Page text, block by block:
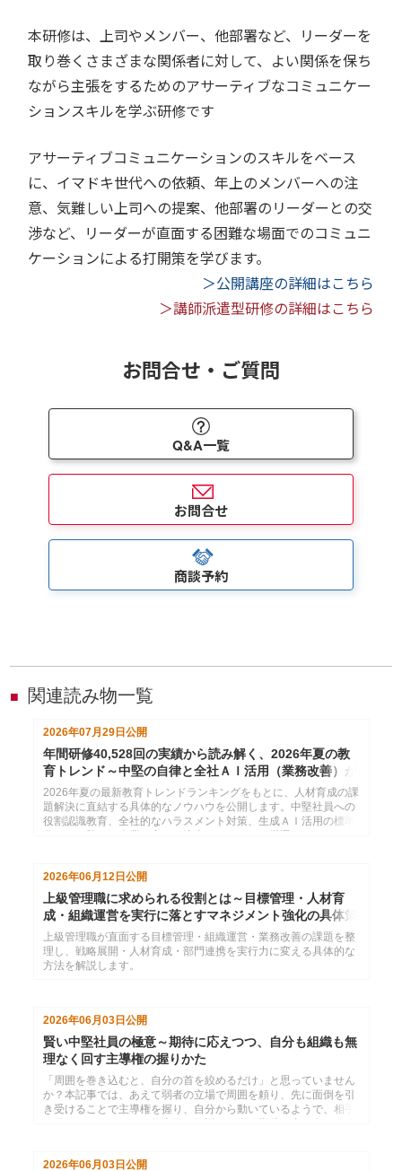
本研修は、上司やメンバー、他部署など、リーダーを
取り巻くさまざまな関係者に対して、よい関係を保ち
ながら主張をするためのアサーティブなコミュニケー
ションスキルを学ぶ研修です
アサーティブコミュニケーションのスキルをベース
に、イマドキ世代への依頼、年上のメンバーへの注
意、気難しい上司への提案、他部署のリーダーとの交
渉など、リーダーが直面する困難な場面でのコミュニ
ケーションによる打開策を学びます。
＞公開講座の詳細はこちら
＞講師派遣型研修の詳細はこちら
お問合せ・ご質問
Q&A一覧
お問合せ
商談予約
■ 関連読み物一覧
2026年07月29日 公開
年間研修40,528回の実績から読み解く、2026年夏の教
育トレンド～中堅の自律と全社ＡＩ活用（業務改善）が
分かれ道
2026年夏の最新教育トレンドランキングをもとに、人材育成の課
題解決に直結する具体的なノウハウを公開します。中堅社員への
役割認識教育、全社的なハラスメント対策、生成ＡＩ活用の標準
2026年06月12日公開
上級管理職に求められる役割とは～目標管理・人材育
成・組織運営を実行に落とすマネジメント強化の具体策
上級管理職が直面する目標管理・組織運営・業務改善の課題を整
理し、戦略展開・人材育成・部門連携を実行力に変える具体的な
方法を解説します。
2026年06月03日 公開
賢い中堅社員の極意～期待に応えつつ、自分も組織も無
理なく回す主導権の握りかた
「周囲を巻き込むと、自分の首を絞めるだけ」と思っていません
か？本記事では、あえて弱者の立場で周囲を頼り、先に面倒を引
き受けることで主導権を握り、自分から動いているようで、相手
2026年06月03日公開